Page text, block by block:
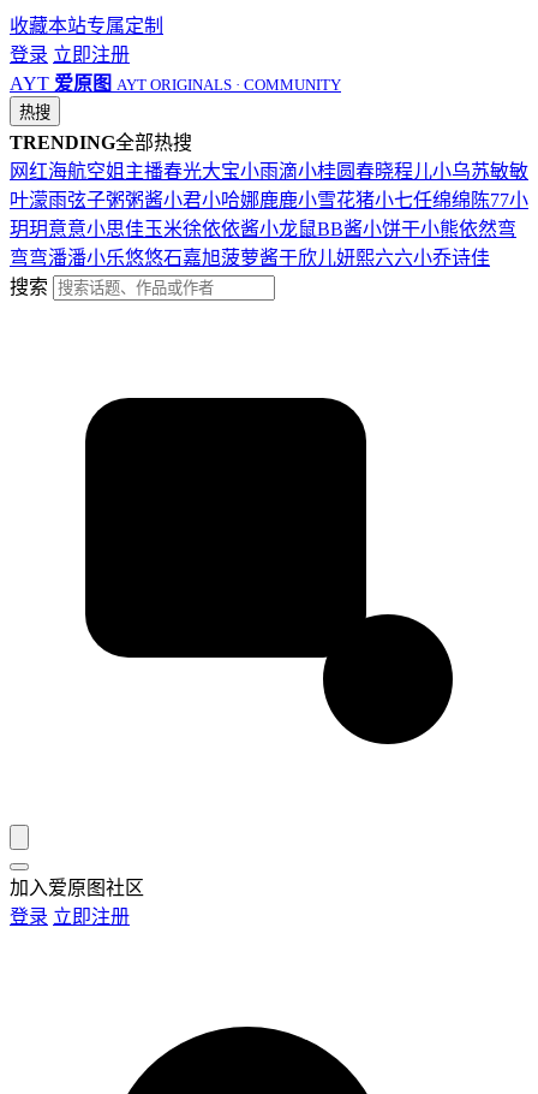
收藏本站专属定制
登录 立即注册
AYT 爱原图 AYT ORIGINALS · COMMUNITY
热搜
TRENDING全部热搜
网红海航空姐 主播春光大宝小雨滴小桂圆春晓程儿小乌苏敏敏
叶濛雨弦子粥粥酱小君小哈娜鹿鹿小雪花猪小七任绵绵 陈77小
玥玥意意小思佳玉米徐依依酱小龙鼠BB酱小饼干小熊依然弯
弯弯潘潘小乐悠悠石嘉旭菠萝酱于欣儿妍熙六六小乔诗佳
搜索
加入爱原图社区
登录 立即注册